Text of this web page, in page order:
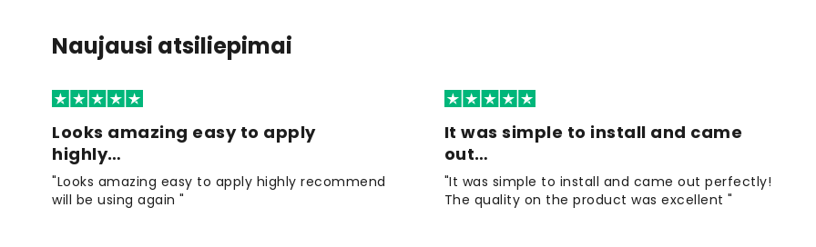
Naujausi atsiliepimai
Looks amazing easy to apply
highly…
"Looks amazing easy to apply highly recommend
will be using again "
It was simple to install and came
out…
"It was simple to install and came out perfectly!
The quality on the product was excellent "